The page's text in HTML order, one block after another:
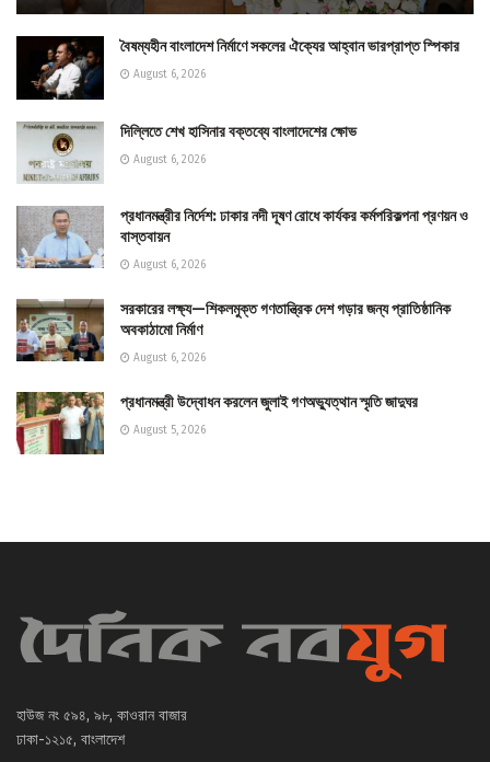
বৈষম্যহীন বাংলাদেশ নির্মাণে সকলের ঐক্যের আহ্বান ভারপ্রাপ্ত স্পিকার
August 6, 2026
দিল্লিতে শেখ হাসিনার বক্তব্যে বাংলাদেশের ক্ষোভ
August 6, 2026
প্রধানমন্ত্রীর নির্দেশ: ঢাকার নদী দূষণ রোধে কার্যকর কর্মপরিকল্পনা প্রণয়ন ও
বাস্তবায়ন
August 6, 2026
সরকারের লক্ষ্য—শিকলমুক্ত গণতান্ত্রিক দেশ গড়ার জন্য প্রাতিষ্ঠানিক
অবকাঠামো নির্মাণ
August 6, 2026
প্রধানমন্ত্রী উদ্বোধন করলেন জুলাই গণঅভ্যুত্থান স্মৃতি জাদুঘর
August 5, 2026
হাউজ নং ৫৯৪, ৯৮, কাওরান বাজার
ঢাকা-১২১৫, বাংলাদেশ